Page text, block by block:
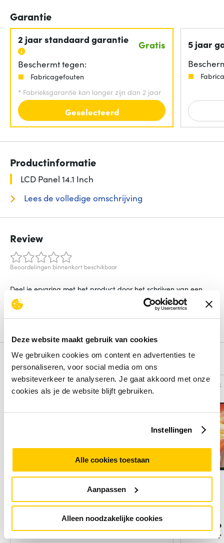
Deze website maakt gebruik van cookies
We gebruiken cookies om content en advertenties te
personaliseren, voor social media om ons
websiteverkeer te analyseren. Je gaat akkoord met onze
cookies als je de website blijft gebruiken.
Instellingen
Alle cookies toestaan
Aanpassen
Alleen noodzakelijke cookies
Garantie
2 jaar standaard garantie Gratis
Beschermt tegen:
Fabricagefouten
* Fabrieksgarantie kan langer zijn dan 2 jaar
Geselecteerd
5 jaar
Productinformatie
LCD Panel 14.1 Inch
Lees de volledige omschrijving
Review
Beoordelingen binnenkort beschikbaar
Deel je ervaring met het product door het schrijven van een
review.
Schrijf een review
Alternatieven
Vergelijk
Philips wireless Module for
**BDL3650Q
Vergelijk
MSI
monitor